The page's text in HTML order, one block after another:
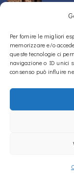
Per fornire le migliori
memorizzare e/o
queste tecnologie ci
navigazione o ID unici
consenso può influire
位于
23/
Copyright © 2020 –